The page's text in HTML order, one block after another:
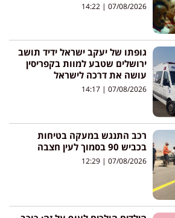
07/08/2026
גופתו של יעקב ישראל ידיד תושב
ירושלים שטבע למוות בקפריסין
עושה את דרכה לישראל
07/08/2026
רכב התנגש במעקה בטיחות
בכביש 90 בסמוך לעין חצבה
07/08/2026